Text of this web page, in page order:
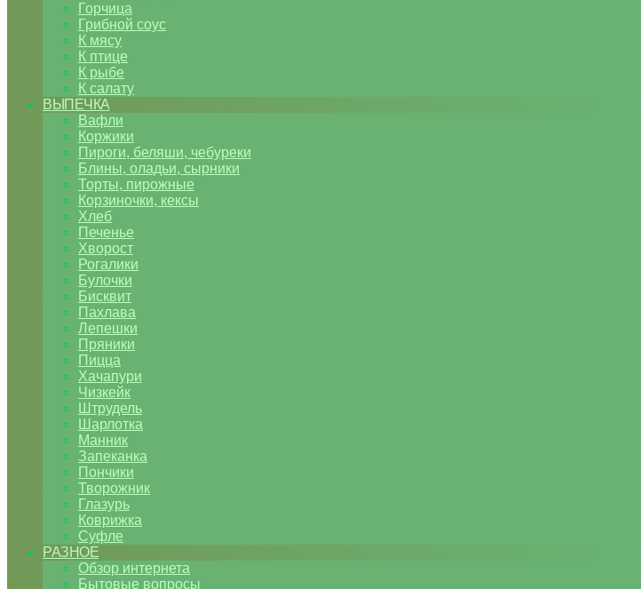
Горчица
Грибной соус
К мясу
К птице
К рыбе
К салату
ВЫПЕЧКА
Вафли
Коржики
Пироги, беляши, чебуреки
Блины, оладьи, сырники
Торты, пирожные
Корзиночки, кексы
Хлеб
Печенье
Хворост
Рогалики
Булочки
Бисквит
Пахлава
Лепешки
Пряники
Пицца
Хачапури
Чизкейк
Штрудель
Шарлотка
Манник
Запеканка
Пончики
Творожник
Глазурь
Коврижка
Суфле
РАЗНОЕ
Обзор интернета
Бытовые вопросы